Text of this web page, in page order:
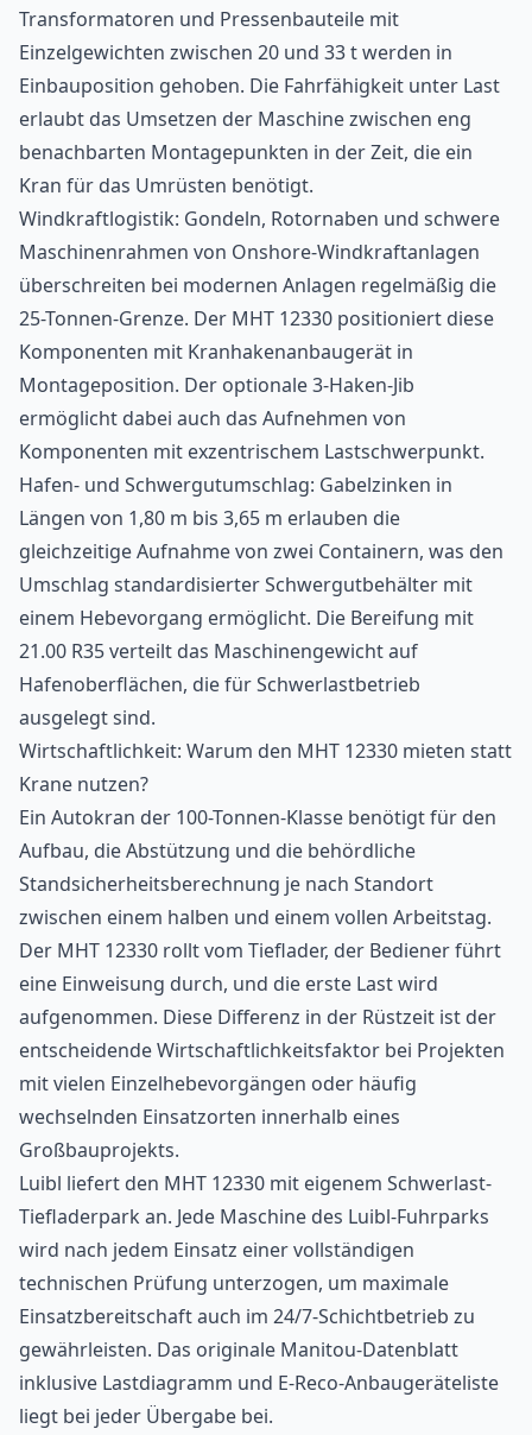
Transformatoren und Pressenbauteile mit
Einzelgewichten zwischen 20 und 33 t werden in
Einbauposition gehoben. Die Fahrfähigkeit unter Last
erlaubt das Umsetzen der Maschine zwischen eng
benachbarten Montagepunkten in der Zeit, die ein
Kran für das Umrüsten benötigt.
Windkraftlogistik: Gondeln, Rotornaben und schwere
Maschinenrahmen von Onshore-Windkraftanlagen
überschreiten bei modernen Anlagen regelmäßig die
25-Tonnen-Grenze. Der MHT 12330 positioniert diese
Komponenten mit Kranhakenanbaugerät in
Montageposition. Der optionale 3-Haken-Jib
ermöglicht dabei auch das Aufnehmen von
Komponenten mit exzentrischem Lastschwerpunkt.
Hafen- und Schwergutumschlag: Gabelzinken in
Längen von 1,80 m bis 3,65 m erlauben die
gleichzeitige Aufnahme von zwei Containern, was den
Umschlag standardisierter Schwergutbehälter mit
einem Hebevorgang ermöglicht. Die Bereifung mit
21.00 R35 verteilt das Maschinengewicht auf
Hafenoberflächen, die für Schwerlastbetrieb
ausgelegt sind.
Wirtschaftlichkeit: Warum den MHT 12330 mieten statt
Krane nutzen?
Ein Autokran der 100-Tonnen-Klasse benötigt für den
Aufbau, die Abstützung und die behördliche
Standsicherheitsberechnung je nach Standort
zwischen einem halben und einem vollen Arbeitstag.
Der MHT 12330 rollt vom Tieflader, der Bediener führt
eine Einweisung durch, und die erste Last wird
aufgenommen. Diese Differenz in der Rüstzeit ist der
entscheidende Wirtschaftlichkeitsfaktor bei Projekten
mit vielen Einzelhebevorgängen oder häufig
wechselnden Einsatzorten innerhalb eines
Großbauprojekts.
Luibl liefert den MHT 12330 mit eigenem Schwerlast-
Tiefladerpark an. Jede Maschine des Luibl-Fuhrparks
wird nach jedem Einsatz einer vollständigen
technischen Prüfung unterzogen, um maximale
Einsatzbereitschaft auch im 24/7-Schichtbetrieb zu
gewährleisten. Das originale Manitou-Datenblatt
inklusive Lastdiagramm und E-Reco-Anbaugeräteliste
liegt bei jeder Übergabe bei.